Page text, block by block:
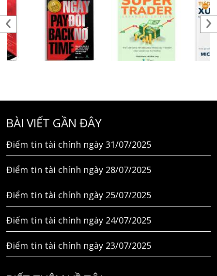
BÀI VIẾT GẦN ĐÂY
Điểm tin tài chính ngày 31/07/2025
Điểm tin tài chính ngày 28/07/2025
Điểm tin tài chính ngày 25/07/2025
Điểm tin tài chính ngày 24/07/2025
Điểm tin tài chính ngày 23/07/2025